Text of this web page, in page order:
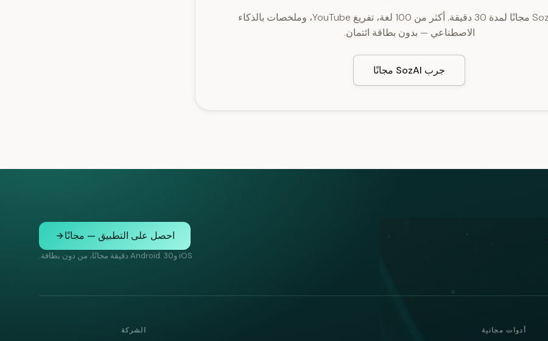
جرّب SozAI مجانًا لمدة 30 دقيقة. أكثر من 100 لغة، تفريغ YouTube، وملخصات بالذكاء
الاصطناعي — بدون بطاقة ائتمان.
جرب SozAI مجانًا
احصل على التطبيق — مجانًا
iOS وAndroid. 30 دقيقة مجانًا، من دون بطاقة.
أدوات مجانية الشركة